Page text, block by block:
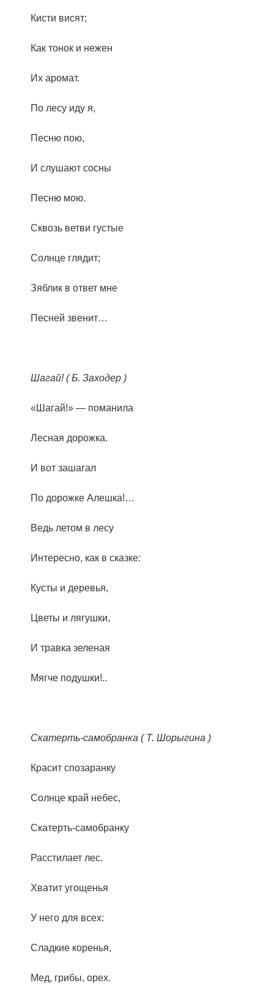
Кисти висят;
Как тонок и нежен
Их аромат.
По лесу иду я,
Песню пою,
И слушают сосны
Песню мою.
Сквозь ветви густые
Солнце глядит;
Зяблик в ответ мне
Песней звенит…
Шагай! ( Б. Заходер )
«Шагай!» — поманила
Лесная дорожка.
И вот зашагал
По дорожке Алешка!…
Ведь летом в лесу
Интересно, как в сказке:
Кусты и деревья,
Цветы и лягушки,
И травка зеленая
Мягче подушки!..
Скатерть-самобранка ( Т. Шорыгина )
Красит спозаранку
Солнце край небес,
Скатерть-самобранку
Расстилает лес.
Хватит угощенья
У него для всех:
Сладкие коренья,
Мед, грибы, орех.